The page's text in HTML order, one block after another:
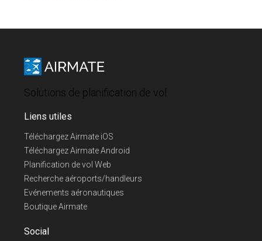
Solutions de planification de vol
Liens utiles
Téléchargez Airmate iOS
Téléchargez Airmate Android
Planification de vol Web
Recherche aéroports/handleurs
Evénements aéronautiques
Boutique Airmate
Social